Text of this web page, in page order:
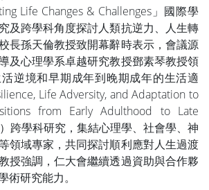
Life Changes & Challenges」國際學
及跨學科角度探討人類抗逆力、人生轉
長孫天倫教授致開幕辭時表示，會議源
及心理學系卓越研究教授鄧素琴教授領
逆境和早期成年到晚期成年的生活適
Life Adversity, and Adaptation to
from Early Adulthood to Late
跨學科研究，集結心理學、社會學、神
領域專家，共同探討順利應對人生過渡
授強調，仁大會繼續透過資助與合作夥
術研究能力。